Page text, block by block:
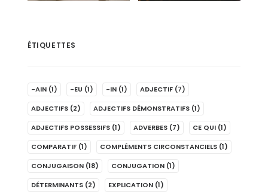
ÉTIQUETTES
-AIN (1) -EU (1) -IN (1) ADJECTIF (7)
ADJECTIFS (2) ADJECTIFS DÉMONSTRATIFS (1)
ADJECTIFS POSSESSIFS (1) ADVERBES (7) CE QUI (1)
COMPARATIF (1) COMPLÉMENTS CIRCONSTANCIELS (1)
CONJUGAISON (18) CONJUGATION (1)
DÉTERMINANTS (2) EXPLICATION (1)